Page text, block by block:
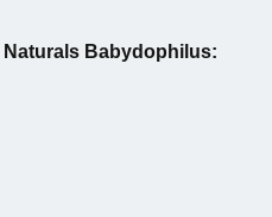
Babydophilus: